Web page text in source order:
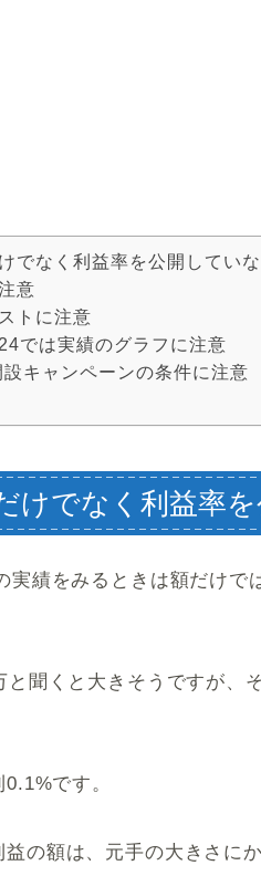
でなく利益率を公開してい
意
トに注意
では実績のグラフに注意
設キャンペーンの条件に注意
けでなく利益率
実績をみるときは額だけで
と聞くと大きそうですが、
です。
益の額は、元手の大きさに